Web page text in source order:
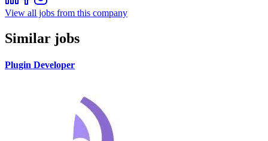
View all jobs from this company
Similar jobs
Plugin Developer